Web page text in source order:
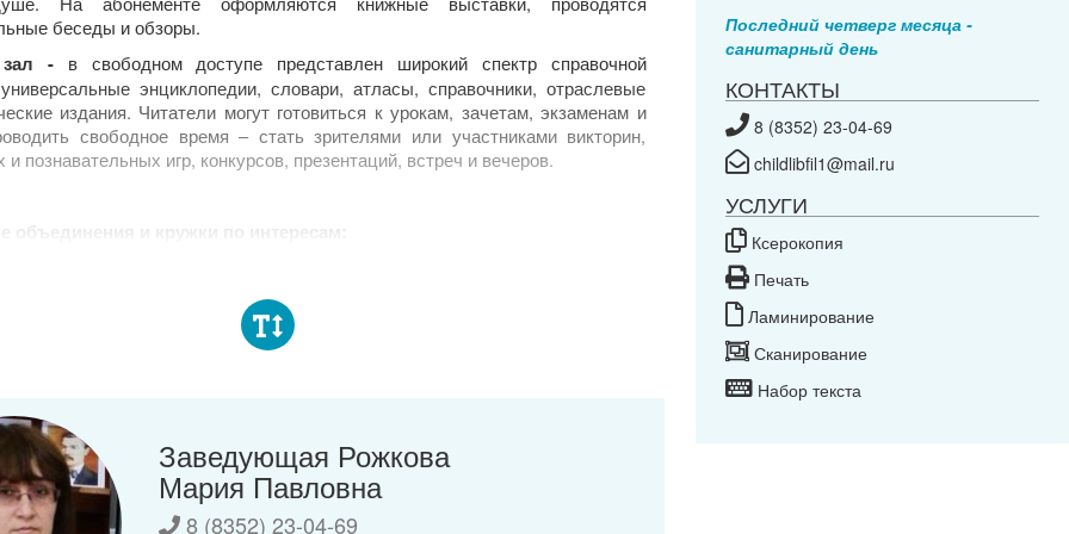
беседы и обзоры.
зал - в свободном доступе представлен широкий спектр справочной
энциклопедии, словари, атласы, справочники, отраслевые
издания. Читатели могут готовиться к урокам, зачетам, экзаменам и
свободное время – стать зрителями или участниками викторин,
и познавательных игр, конкурсов, презентаций, встреч и вечеров.
объединения и кружки по интересам:
медиа-центр «Куча-мала!» для тех, кто хочет изучать журналистику, кино,
мастерство, фотографию, анимацию, операторское искусство, технику
с творчеством писателей-классиков;
не смолкнет слава» - цикл занятий по патриотическому воспитанию
поколения на примере героизма и мужества воинов России,
исторической памяти.
Заведующая Рожкова
Мария Павловна
8 (8352) 23-04-69
Последний четверг месяца -
санитарный день
КОНТАКТЫ
8 (8352) 23-04-69
childlibfil1@mail.ru
УСЛУГИ
Ксерокопия
Печать
Ламинирование
Сканирование
Набор текста